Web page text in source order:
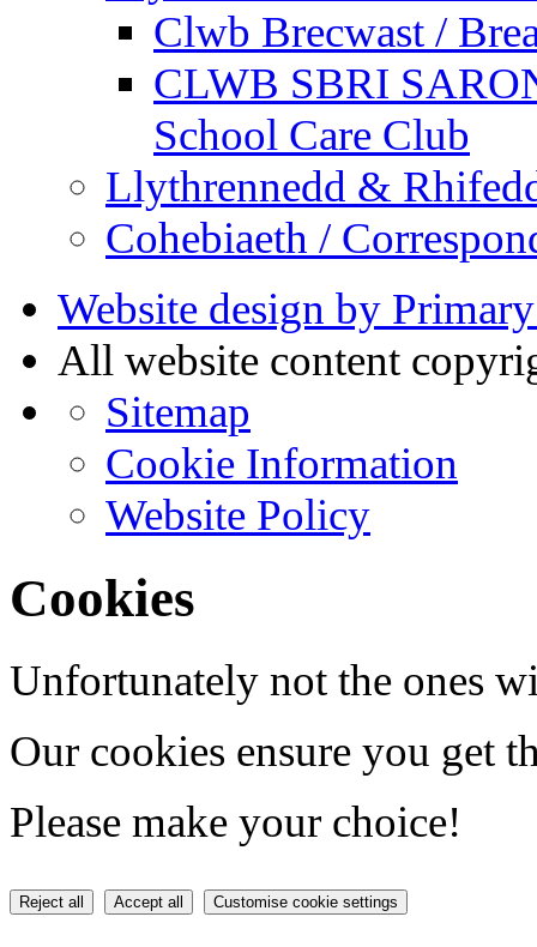
Clwb Brecwast /
CLWB SBRI
School Care Club
Llythrennedd &
Cohebiaeth /
Website design by
All website content
Sitemap
Cookie Information
Website Policy
Cookies
Unfortunately not the ones
Our cookies ensure you get
Please make your choice!
Reject all Accept all Customise cookie settings